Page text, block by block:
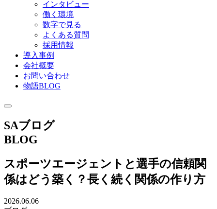
インタビュー
働く環境
数字で見る
よくある質問
採用情報
導入事例
会社概要
お問い合わせ
物語BLOG
SAブログ
BLOG
スポーツエージェントと選手の信頼関
係はどう築く？長く続く関係の作り方
2026.06.06